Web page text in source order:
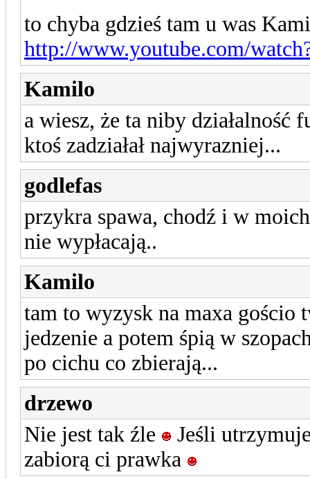
to chyba gdzieś tam u was
http://www.youtube.com/
Kamilo
a wiesz, że ta niby działalność
ktoś zadziałał najwyrazniej...
godlefas
przykra spawa, chodź i w
nie wypłacają..
Kamilo
tam to wyzysk na maxa gościo
jedzenie a potem śpią w
po cichu co zbierają...
drzewo
Nie jest tak źle
Jeśli
zabiorą ci prawka